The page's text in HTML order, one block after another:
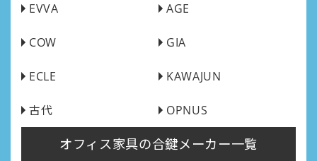
EVVA AGE
COW GIA
ECLE KAWAJUN
古代 OPNUS
オフィス家具の合鍵メーカー一覧